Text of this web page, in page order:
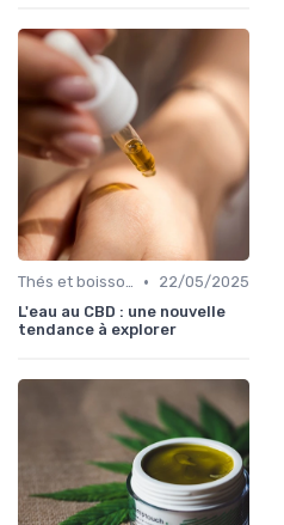
Thés et boissons infusés •
22/05/2025
L'eau au CBD : une nouvelle
tendance à explorer